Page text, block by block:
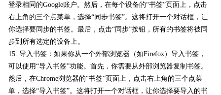
登录相同的Google账户。然后，在每个设备的“书签”页面上，点击
右上角的三个点菜单，选择“同步书签”。这将打开一个对话框，让
你选择要同步的书签。最后，点击“同步”按钮，所有的书签将被同
步到所有选定的设备上。
15. 导入书签：如果你从一个外部浏览器（如Firefox）导入书签，
可以使用“导入书签”功能。首先，你需要从外部浏览器复制书签。
然后，在Chrome浏览器的“书签”页面上，点击右上角的三个点菜
单，选择“导入书签”。这将打开一个对话框，让你选择要导入的书